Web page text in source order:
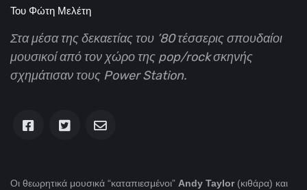
Του Φώτη Μελέτη
Στα μέσα της δεκαετίας του ’80 τέσσερις σπουδαίοι
μουσικοί από τον χώρο της pop/rock σκηνής
σχημάτισαν τους Power Station.
Οι θεωρητικά μουσικά “καταπιεσμένοι” Andy Taylor (κιθάρα) και